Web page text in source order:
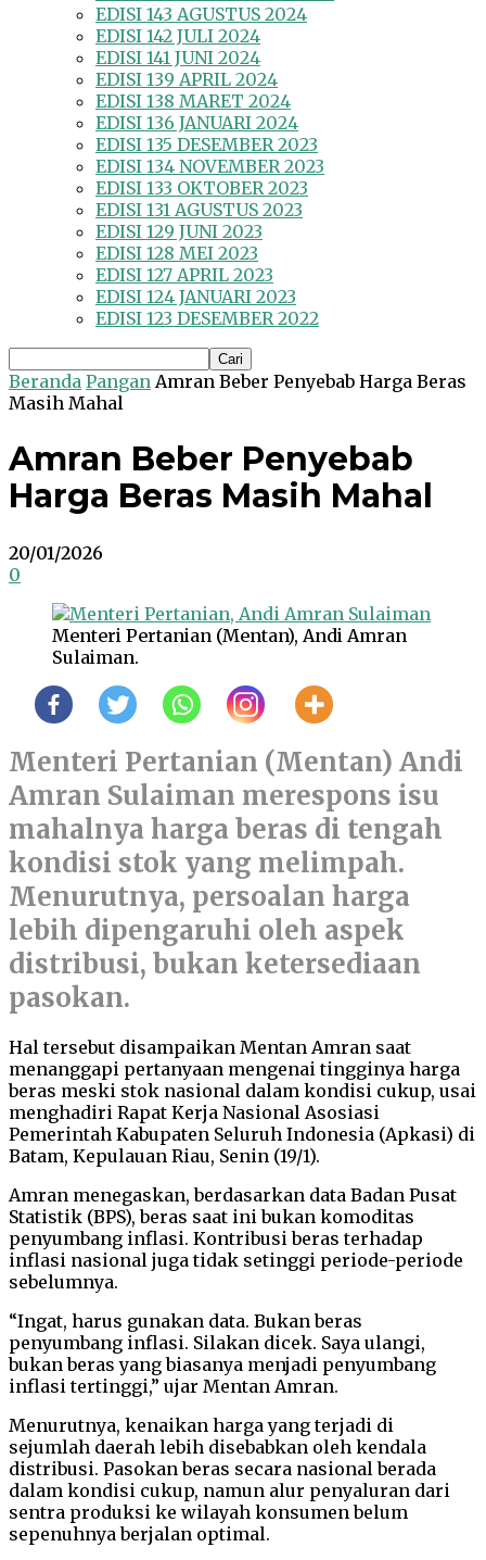
EDISI 143 AGUSTUS 2024
EDISI 142 JULI 2024
EDISI 141 JUNI 2024
EDISI 139 APRIL 2024
EDISI 138 MARET 2024
EDISI 136 JANUARI 2024
EDISI 135 DESEMBER 2023
EDISI 134 NOVEMBER 2023
EDISI 133 OKTOBER 2023
EDISI 131 AGUSTUS 2023
EDISI 129 JUNI 2023
EDISI 128 MEI 2023
EDISI 127 APRIL 2023
EDISI 124 JANUARI 2023
EDISI 123 DESEMBER 2022
Beranda Pangan Amran Beber Penyebab Harga Beras
Masih Mahal
Amran Beber Penyebab
Harga Beras Masih Mahal
20/01/2026
0
Menteri Pertanian (Mentan), Andi Amran
Sulaiman.
Menteri Pertanian (Mentan) Andi
Amran Sulaiman merespons isu
mahalnya harga beras di tengah
kondisi stok yang melimpah.
Menurutnya, persoalan harga
lebih dipengaruhi oleh aspek
distribusi, bukan ketersediaan
pasokan.
Hal tersebut disampaikan Mentan Amran saat
menanggapi pertanyaan mengenai tingginya harga
beras meski stok nasional dalam kondisi cukup, usai
menghadiri Rapat Kerja Nasional Asosiasi
Pemerintah Kabupaten Seluruh Indonesia (Apkasi) di
Batam, Kepulauan Riau, Senin (19/1).
Amran menegaskan, berdasarkan data Badan Pusat
Statistik (BPS), beras saat ini bukan komoditas
penyumbang inflasi. Kontribusi beras terhadap
inflasi nasional juga tidak setinggi periode-periode
sebelumnya.
“Ingat, harus gunakan data. Bukan beras
penyumbang inflasi. Silakan dicek. Saya ulangi,
bukan beras yang biasanya menjadi penyumbang
inflasi tertinggi,” ujar Mentan Amran.
Menurutnya, kenaikan harga yang terjadi di
sejumlah daerah lebih disebabkan oleh kendala
distribusi. Pasokan beras secara nasional berada
dalam kondisi cukup, namun alur penyaluran dari
sentra produksi ke wilayah konsumen belum
sepenuhnya berjalan optimal.